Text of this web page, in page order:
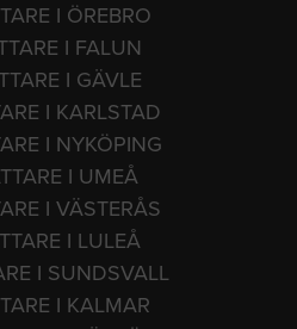
I ÖREBRO
I FALUN
I GÄVLE
I KARLSTAD
I NYKÖPING
I UMEÅ
I VÄSTERÅS
I LULEÅ
I SUNDSVALL
I KALMAR